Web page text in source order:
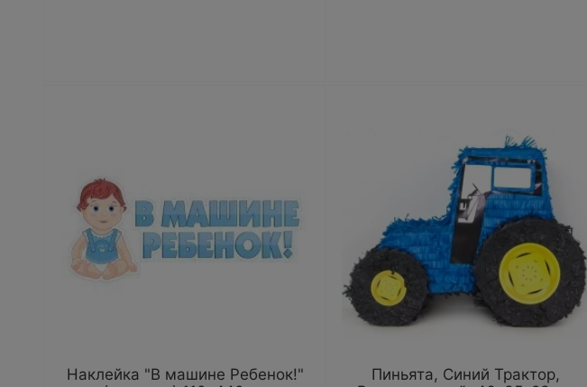
Наклейка "В машине Ребенок!"
Пиньята, Синий Трактор,